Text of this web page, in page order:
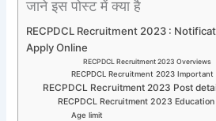
जाने इस पोस्ट में क्या है
RECPDCL Recruitment 2023 :
Apply Online
RECPDCL Recruitment 2023 Overviews
RECPDCL Recruitment 2023 Important
RECPDCL Recruitment 2023 Post
RECPDCL Recruitment 2023
Age limit